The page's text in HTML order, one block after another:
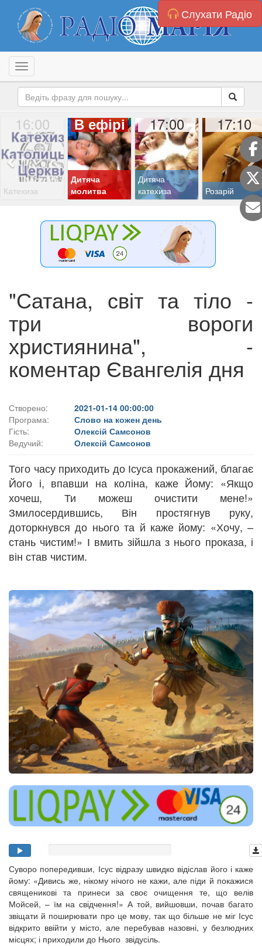
Слухати Радіо
Toggle navigation
16:00
Катехиза
В ефірі
Дитяча
молитва
17:00
Дитяча
катехиза
17:10
Розарій
"Сатана, світ та тіло -
три вороги
християнина", -
коментар Євангелія дня
Створено:
2021-01-14 00:00:00
Програма:
Слово на кожен день
Гість:
Олексій Самсонов
Ведучий:
Олексій Самсонов
Того часу приходить до Ісуса прокажений, благає
Його і, впавши на коліна, каже Йому: «Якщо
хочеш, Ти можеш очистити мене!»
Змилосердившись, Він простягнув руку,
доторкнувся до нього та й каже йому: «Хочу, –
стань чистим!» І вмить зійшла з нього проказа, і
він став чистим.
Суворо попередивши, Ісус відразу швидко відіслав його і каже
йому: «Дивись же, нікому нічого не кажи, але піди й покажися
священикові та принеси за своє очищення те, що велів
Мойсей, – їм на свідчення!» А той, вийшовши, почав багато
звіщати й поширювати про це мову, так що більше не міг Ісус
відкрито ввійти у місто, але перебував назовні, у безлюдних
місцях; і приходили до Нього звідусіль.